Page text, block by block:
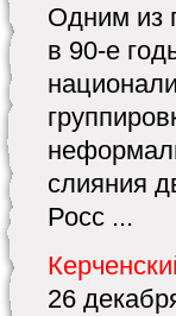
Одним из
в 90-е
слияния
Росс ...
26